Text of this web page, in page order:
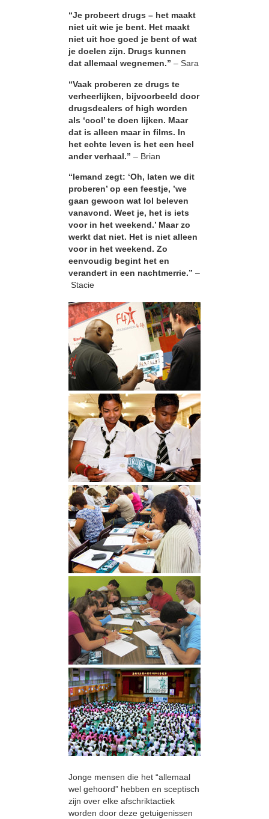
“Je probeert drugs – het maakt
niet uit wie je bent. Het maakt
niet uit hoe goed je bent of wat
je doelen zijn. Drugs kunnen
dat allemaal wegnemen.” – Sara
“Vaak proberen ze drugs te
verheerlijken, bijvoorbeeld door
drugsdealers of high worden
als ‘cool’ te doen lijken. Maar
dat is alleen maar in films. In
het echte leven is het een heel
ander verhaal.” – Brian
“Iemand zegt: ‘Oh, laten we dit
proberen’ op een feestje, ’we
gaan gewoon wat lol beleven
vanavond. Weet je, het is iets
voor in het weekend.’ Maar zo
werkt dat niet. Het is niet alleen
voor in het weekend. Zo
eenvoudig begint het en
verandert in een nachtmerrie.” –
Stacie
Jonge mensen die het “allemaal
wel gehoord” hebben en sceptisch
zijn over elke afschriktactiek
worden door deze getuigenissen